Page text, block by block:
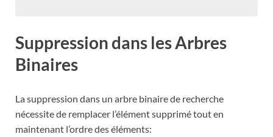
Suppression dans les Arbres
Binaires
La suppression dans un arbre binaire de recherche
nécessite de remplacer l’élément supprimé tout en
maintenant l’ordre des éléments: